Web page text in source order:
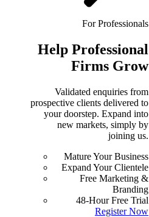
For Professionals
Help Professional
Firms Grow
Validated enquiries from
prospective clients delivered to
your doorstep. Expand into
new markets, simply by
joining us.
Mature Your Business
Expand Your Clientele
Free Marketing &
Branding
48-Hour Free Trial
Register Now